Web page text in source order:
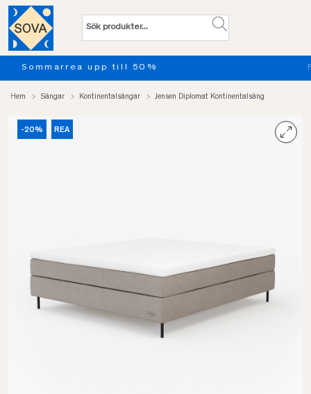
Provsov upp till 100 nätter. Läs mer
Hem Sängar Kontinentalsängar Jensen Diplomat Kontinentalsäng
-20% REA